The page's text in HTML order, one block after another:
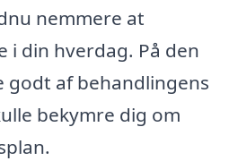
nemmere at
i din hverdag. På den
godt af behandlingens
bekymre dig om